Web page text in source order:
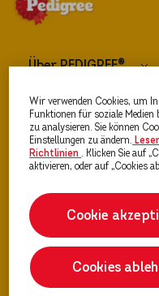
Über PEDIGREE®
Hundefutter
Ratgeber Hunde &
Wir verwenden Cookies, um
Funktionen für soziale
zu analysieren. Sie können
Einstellungen zu ändern.
Richtlinien(opens in a new
. Klicken Sie auf
aktivieren, oder auf „Cookies
Cookies
Cookie